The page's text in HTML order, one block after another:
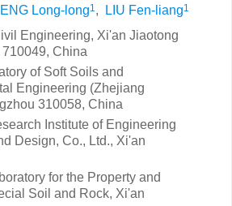
Long-long1, LIU Fen-liang1
Engineering, Xi'an Jiaotong
China
of Soft Soils and
Engineering (Zhejiang
310058, China
Institute of Engineering
Design, Co., Ltd., Xi'an
for the Property and
Soil and Rock, Xi'an